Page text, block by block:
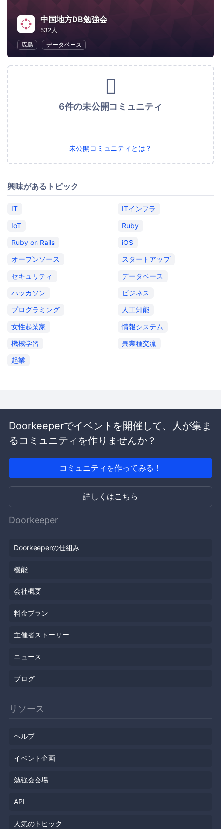
中国地方DB勉強会
532人
広島
データベース
6件の未公開コミュニティ
未公開コミュニティとは？
興味があるトピック
IT
ITインフラ
IoT
Ruby
Ruby on Rails
iOS
オープンソース
スタートアップ
セキュリティ
データベース
ハッカソン
ビジネス
プログラミング
人工知能
女性起業家
情報システム
機械学習
異業種交流
起業
Doorkeeperでイベントを開催して、人が集ま
るコミュニティを作りませんか？
コミュニティを作ってみる！
詳しくはこちら
Doorkeeper
Doorkeeperの仕組み
機能
会社概要
料金プラン
主催者ストーリー
ニュース
ブログ
リソース
ヘルプ
イベント企画
勉強会会場
API
人気のトピック